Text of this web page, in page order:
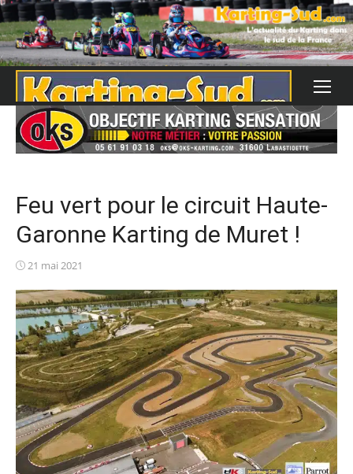
Skip
to
content
Feu vert pour le circuit Haute-
Garonne Karting de Muret !
Posted
21 mai 2021